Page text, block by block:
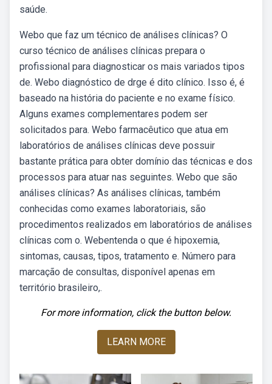
saúde.
Webo que faz um técnico de análises clínicas? O
curso técnico de análises clínicas prepara o
profissional para diagnosticar os mais variados tipos
de. Webo diagnóstico de drge é dito clínico. Isso é, é
baseado na história do paciente e no exame físico.
Alguns exames complementares podem ser
solicitados para. Webo farmacêutico que atua em
laboratórios de análises clínicas deve possuir
bastante prática para obter domínio das técnicas e dos
processos para atuar nas seguintes. Webo que são
análises clínicas? As análises clínicas, também
conhecidas como exames laboratoriais, são
procedimentos realizados em laboratórios de análises
clínicas com o. Webentenda o que é hipoxemia,
sintomas, causas, tipos, tratamento e. Número para
marcação de consultas, disponível apenas em
território brasileiro,.
For more information, click the button below.
LEARN MORE